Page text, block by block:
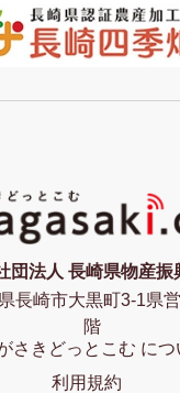
団法人 長崎県物産振
長崎市大黒町3-1県
階
さきどっとこむ につ
利用規約